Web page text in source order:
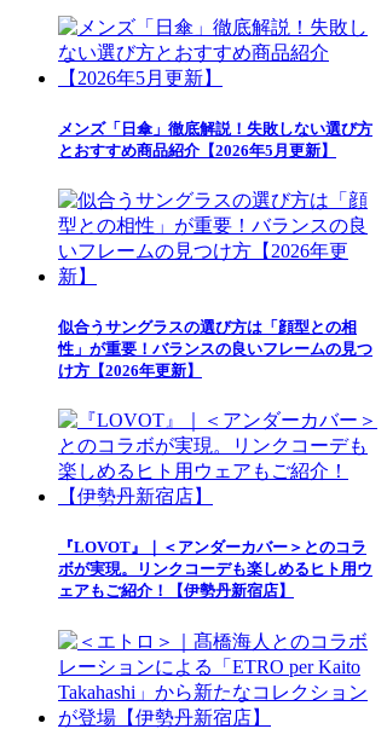
メンズ「日傘」徹底解説！失敗しない選び方
とおすすめ商品紹介【2026年5月更新】
似合うサングラスの選び方は「顔型との相
性」が重要！バランスの良いフレームの見つ
け方【2026年更新】
『LOVOT』｜＜アンダーカバー＞とのコラ
ボが実現。リンクコーデも楽しめるヒト用ウ
ェアもご紹介！【伊勢丹新宿店】